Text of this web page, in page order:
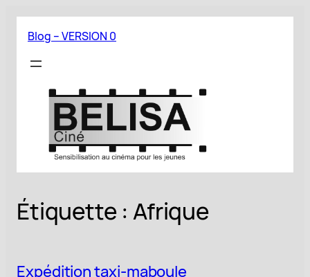
Aller
contenu
Blog – VERSION 0
Étiquette :Afrique
Expédition taxi-maboule